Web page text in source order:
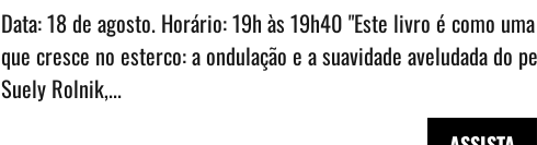
Data: 18 de agosto. Horário: 19h às 19h40 "Este livro é como
que cresce no esterco: a ondulação e a suavidade aveludada do
Suely Rolnik,...